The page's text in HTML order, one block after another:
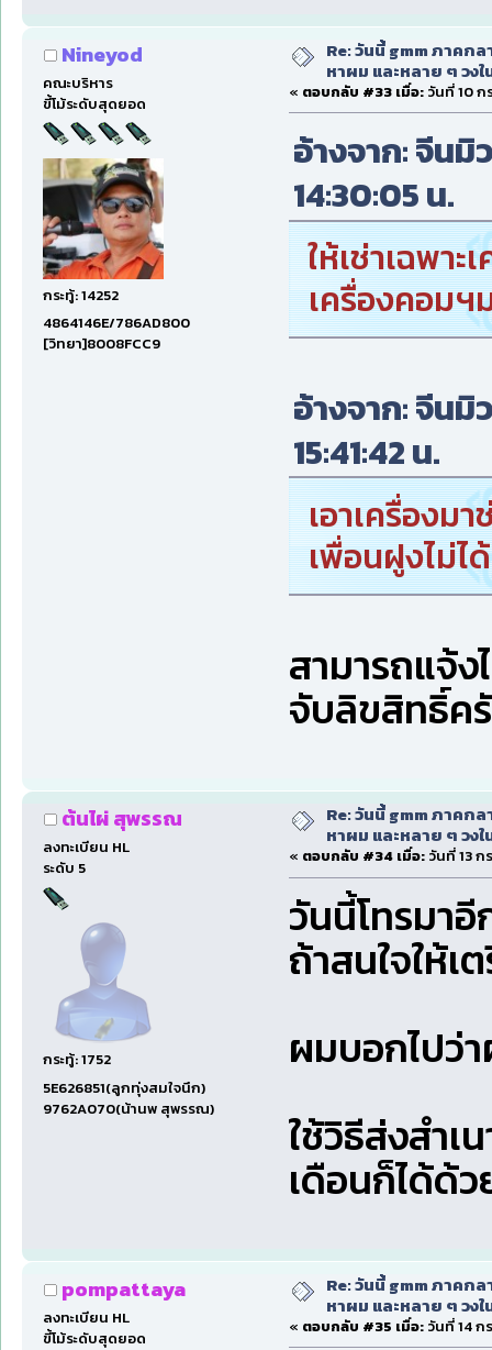
Nineyod
คณะบริหาร
ขี้โม้ระดับสุดยอด
กระทู้: 14252
4864146E/786AD800
[วิทยา]8008FCC9
Re: วันนี้ gmm ภาคก
หาผม และหลาย ๆ วง
« ตอบกลับ #33 เมื่อ: วันที่ 10 ก
อ้างจาก: จีน
14:30:05 น.
ให้เช่าเฉพาะ
เครื่องคอมฯ
อ้างจาก: จีน
15:41:42 น.
เอาเครื่องม
เพื่อนฝูงไม่
สามารถแจ้
จับลิขสิทธิ์ค
ต้นไผ่ สุพรรณ
ลงทะเบียน HL
ระดับ 5
กระทู้: 1752
5E626851(ลูกทุ่งสมใจนึก)
9762A070(น้านพ สุพรรณ)
Re: วันนี้ gmm ภาคก
หาผม และหลาย ๆ วง
« ตอบกลับ #34 เมื่อ: วันที่ 13 ก
วันนี้โทรมา
ถ้าสนใจให้เ
ผมบอกไปว่
ใช้วิธีส่งสำเ
เดือนก็ได้ด้
pompattaya
ลงทะเบียน HL
ขี้โม้ระดับสุดยอด
Re: วันนี้ gmm ภาคก
หาผม และหลาย ๆ วง
« ตอบกลับ #35 เมื่อ: วันที่ 14 ก